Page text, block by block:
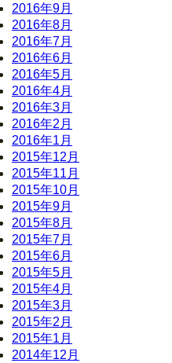
2016年9月
2016年8月
2016年7月
2016年6月
2016年5月
2016年4月
2016年3月
2016年2月
2016年1月
2015年12月
2015年11月
2015年10月
2015年9月
2015年8月
2015年7月
2015年6月
2015年5月
2015年4月
2015年3月
2015年2月
2015年1月
2014年12月